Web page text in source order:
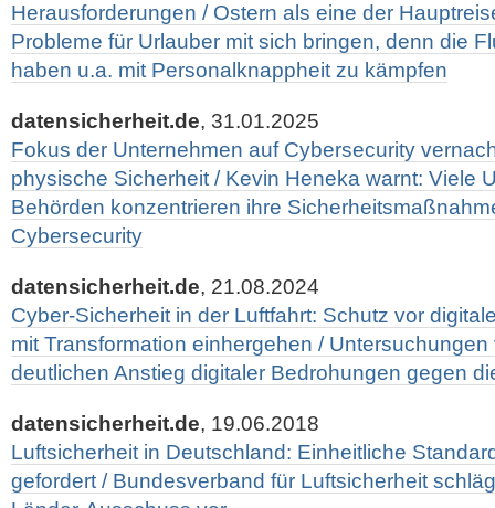
Herausforderungen / Ostern als eine der
Probleme für Urlauber mit sich bringen, denn die
haben u.a. mit Personalknappheit zu kämpfen
datensicherheit.de, 31.01.2025
Fokus der Unternehmen auf Cybersecurity
physische Sicherheit / Kevin Heneka warnt: Viele
Behörden konzentrieren ihre
Cybersecurity
datensicherheit.de, 21.08.2024
Cyber-Sicherheit in der Luftfahrt: Schutz vor
mit Transformation einhergehen /
deutlichen Anstieg digitaler Bedrohungen gegen
datensicherheit.de, 19.06.2018
Luftsicherheit in Deutschland: Einheitliche
gefordert / Bundesverband für Luftsicherheit